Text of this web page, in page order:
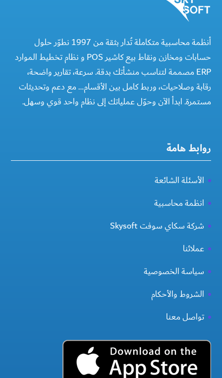
أنظمة محاسبية متكاملة تُدار بثقة من 1997 نطوّر حلول
حسابات ومخازن ونقاط بيع كاشير POS و نظام تخطيط الموارد
ERP مصممة لتناسب منشأتك بدقة. سرعة، تقارير واضحة،
رقابة وصلاحيات، وربط كامل بين الأقسام… مع دعم وتحديثات
مستمرة. ابدأ الآن وحوّل عملياتك إلى نظام واحد قوي وسهل.
روابط هامة
الأسئلة الشائعة
انظمة محاسبية
شركة سكاي سوفت Skysoft
عملائنا
سياسة الخصوصية
الشروط والأحكام
تواصل معنا